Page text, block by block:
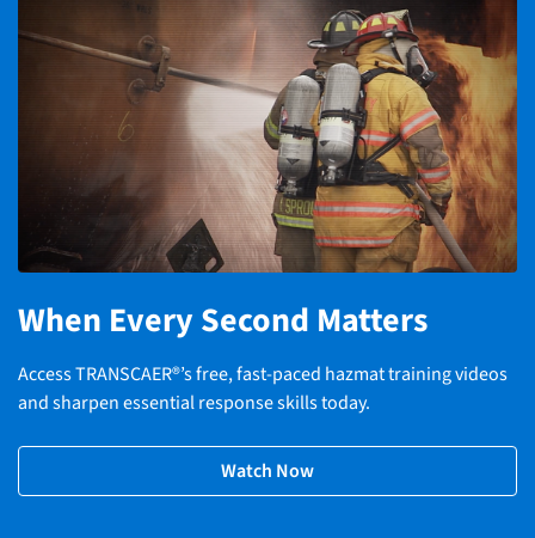
When Every Second Matters
Access TRANSCAER®’s free, fast-paced hazmat training videos
and sharpen essential response skills today.
Watch Now